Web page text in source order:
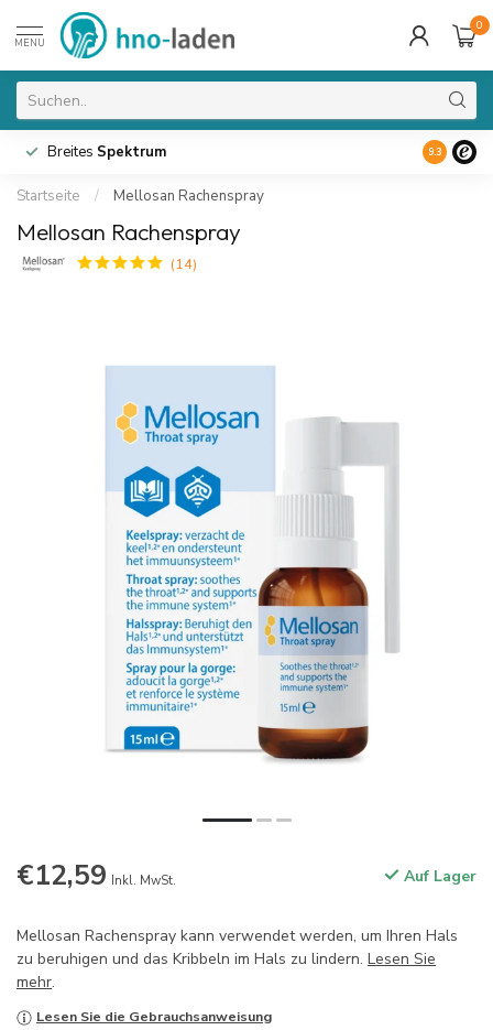
MENU
0
Breites Spektrum 9.3
Startseite / Mellosan Rachenspray
Mellosan Rachenspray
(14)
€12,59 Inkl. MwSt. Auf Lager
Mellosan Rachenspray kann verwendet werden, um Ihren Hals
zu beruhigen und das Kribbeln im Hals zu lindern. Lesen Sie
mehr.
Lesen Sie die Gebrauchsanweisung